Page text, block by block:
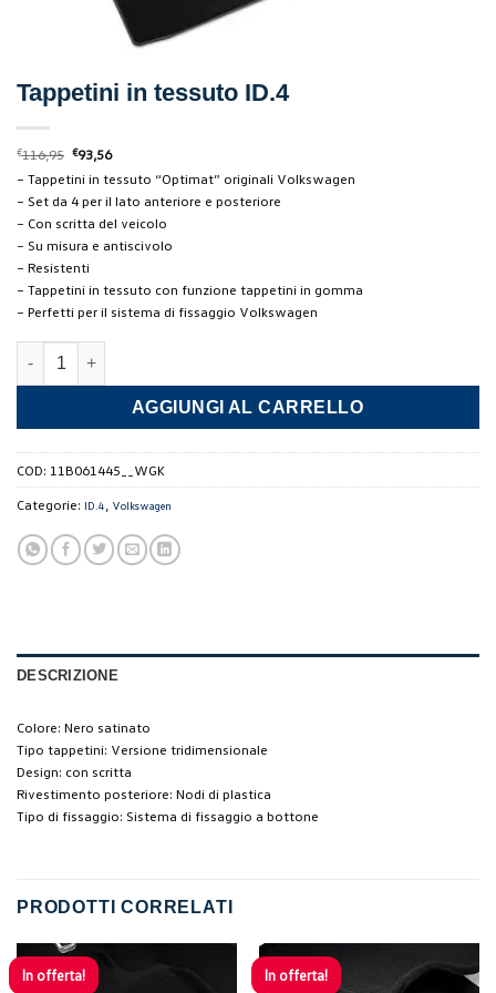
Tappetini in tessuto ID.4
€116,95 Il
prezzo
originale
€116,95.
€93,56Il
attuale
€93,56.
– Tappetini in tessuto “Optimat” originali Volkswagen
– Set da 4 per il lato anteriore e posteriore
– Con scritta del veicolo
– Su misura e antiscivolo
– Resistenti
– Tappetini in tessuto con funzione tappetini in gomma
– Perfetti per il sistema di fissaggio Volkswagen
Tappetini in tessuto ID.4 quantità
AGGIUNGI AL CARRELLO
COD: 11B061445__WGK
Categorie: ID.4 Volkswagen
DESCRIZIONE
Colore: Nero satinato
Tipo tappetini: Versione tridimensionale
Design: con scritta
Rivestimento posteriore: Nodi di plastica
Tipo di fissaggio: Sistema di fissaggio a bottone
PRODOTTI CORRELATI
In offerta! In offerta!